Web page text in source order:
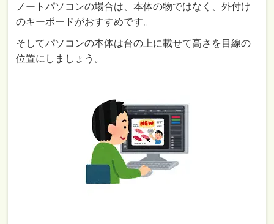
ノートパソコンの場合は、本体の物ではなく、外付け
のキーボードがおすすめです。
そしてパソコンの本体は台の上に載せて高さを目線の
位置にしましょう。